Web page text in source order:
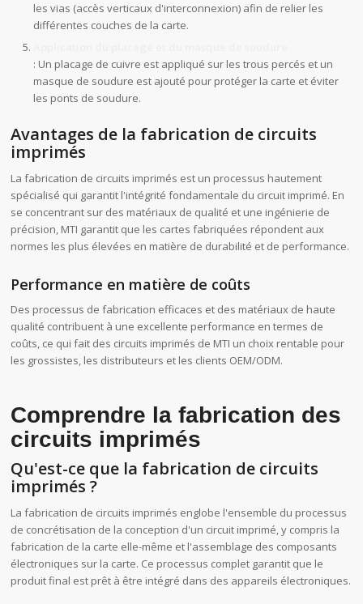
les vias (accès verticaux d'interconnexion) afin de relier les
différentes couches de la carte.
: Un placage de cuivre est appliqué sur les trous percés et un
masque de soudure est ajouté pour protéger la carte et éviter
les ponts de soudure.
Avantages de la fabrication de circuits
imprimés
La fabrication de circuits imprimés est un processus hautement
spécialisé qui garantit l'intégrité fondamentale du circuit imprimé. En
se concentrant sur des matériaux de qualité et une ingénierie de
précision, MTI garantit que les cartes fabriquées répondent aux
normes les plus élevées en matière de durabilité et de performance.
Performance en matière de coûts
Des processus de fabrication efficaces et des matériaux de haute
qualité contribuent à une excellente performance en termes de
coûts, ce qui fait des circuits imprimés de MTI un choix rentable pour
les grossistes, les distributeurs et les clients OEM/ODM.
Comprendre la fabrication des
circuits imprimés
Qu'est-ce que la fabrication de circuits
imprimés ?
La fabrication de circuits imprimés englobe l'ensemble du processus
de concrétisation de la conception d'un circuit imprimé, y compris la
fabrication de la carte elle-même et l'assemblage des composants
électroniques sur la carte. Ce processus complet garantit que le
produit final est prêt à être intégré dans des appareils électroniques.